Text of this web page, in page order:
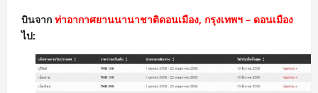
บินจาก ท่าอากาศยานนานาชาติดอนเมือง, กรุงเทพฯ – ดอนเมือง
ไป: